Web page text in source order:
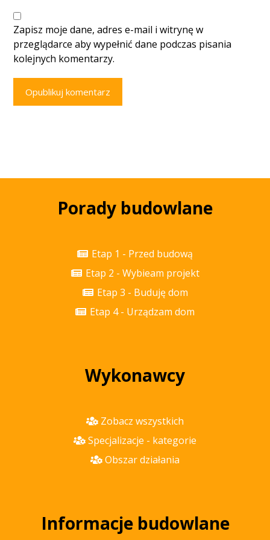
Zapisz moje dane, adres e-mail i witrynę w
przeglądarce aby wypełnić dane podczas pisania
kolejnych komentarzy.
Opublikuj komentarz
Porady budowlane
Etap 1 - Przed budową
Etap 2 - Wybieam projekt
Etap 3 - Buduję dom
Etap 4 - Urządzam dom
Wykonawcy
Zobacz wszystkich
Specjalizacje - kategorie
Obszar działania
Informacje budowlane